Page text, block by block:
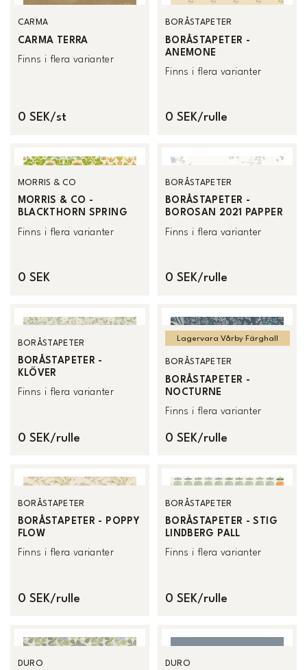
CARMA
CARMA TERRA
Finns i flera varianter
0 SEK/st
BORÅSTAPETER
BORÅSTAPETER -
ANEMONE
Finns i flera varianter
0 SEK/rulle
MORRIS & CO
MORRIS & CO -
BLACKTHORN SPRING
Finns i flera varianter
0 SEK
BORÅSTAPETER
BORÅSTAPETER -
BOROSAN 2021 PAPPER
Finns i flera varianter
0 SEK/rulle
BORÅSTAPETER
BORÅSTAPETER -
KLÖVER
Finns i flera varianter
0 SEK/rulle
Lagervara Vårby Färghall
BORÅSTAPETER
BORÅSTAPETER -
NOCTURNE
Finns i flera varianter
0 SEK/rulle
BORÅSTAPETER
BORÅSTAPETER - POPPY
FLOW
Finns i flera varianter
0 SEK/rulle
BORÅSTAPETER
BORÅSTAPETER - STIG
LINDBERG PALL
Finns i flera varianter
0 SEK/rulle
DURO DURO